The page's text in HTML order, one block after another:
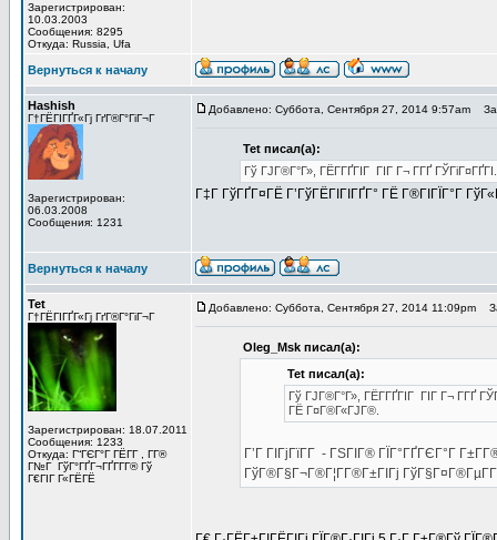
Зарегистрирован:
10.03.2003
Сообщения: 8295
Откуда: Russia, Ufa
Вернуться к началу
Hashish
Г†ГЁГІГҐГ«Гј ГґГ®Г°ГіГ¬Г
Зарегистрирован:
06.03.2008
Сообщения: 1231
Добавлено: Суббота, Сентября 27, 2014 9:57am
Tet писал(а):
Гў ГЈГ®Г°Г», ГЁГ­ГҐГІГ ГІГ Г¬ Г­ГҐ
Г‡Г ГўГҐГ¤ГЁ Г’ГўГЁГІГІГҐГ° ГЁ Г®ГІГЇГ°Г
Вернуться к началу
Tet
Г†ГЁГІГҐГ«Гј ГґГ®Г°ГіГ¬Г
Зарегистрирован: 18.07.2011
Сообщения: 1233
Откуда: Г“ГЄГ°Г ГЁГ­Г , Г­Г®
Г№Г ГўГ°ГҐГ¬ГҐГ­Г­Г® Гў
Г€ГІГ Г«ГЁГЁ
Добавлено: Суббота, Сентября 27, 2014 11:09pm
Oleg_Msk писал(а):
Tet писал(а):
Гў ГЈГ®Г°Г», ГЁГ­ГҐГІГ ГІГ Г¬ Г­ГҐ
ГЁ Г¤Г®Г«ГЈГ®.
Г’Г ГІГјГїГ­Г - ГЅГІГ® ГЇГ°ГҐГЄГ°Г
ГўГ®Г§Г¬Г®Г¦Г­Г®Г±ГІГј